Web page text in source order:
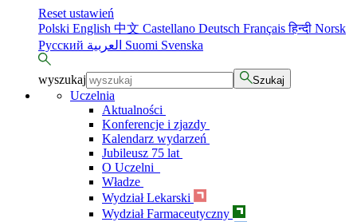
Reset ustawień
Polski English 中文 Castellano Deutsch Françaisहिन्दी Norsk
Русский
Suomi Svenska
wyszukaj Szukaj
Uczelnia
Aktualności
Konferencje i zjazdy
Kalendarz wydarzeń
Jubileusz 75 lat
O Uczelni
Władze
Wydział Lekarski
Wydział Farmaceutyczny